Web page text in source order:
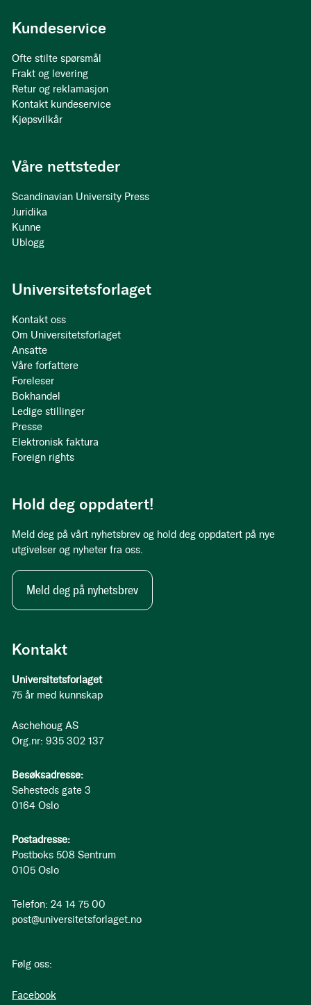
Kontakt
Universitetsforlaget
75 år med kunnskap
Aschehoug AS
Org.nr: 935 302 137
Besøksadresse:
Sehesteds gate 3
0164 Oslo
Postadresse:
Postboks 508 Sentrum
0105 Oslo
Telefon: 24 14 75 00
post@universitetsforlaget.no
Følg oss:
Facebook
Kundeservice
Ofte stilte spørsmål
Frakt og levering
Retur og reklamasjon
Kontakt kundeservice
Kjøpsvilkår
Våre nettsteder
Scandinavian University Press
Juridika
Kunne
Ublogg
Universitetsforlaget
Kontakt oss
Om Universitetsforlaget
Ansatte
Våre forfattere
Foreleser
Bokhandel
Ledige stillinger
Presse
Elektronisk faktura
Foreign rights
Hold deg oppdatert!
Meld deg på vårt nyhetsbrev og hold deg oppdatert på nye
utgivelser og nyheter fra oss.
Meld deg på nyhetsbrev